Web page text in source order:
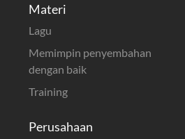
Materi
Lagu
Memimpin penyembahan
dengan baik
Training
Perusahaan